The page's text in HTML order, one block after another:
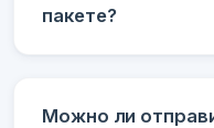
пакете?
Можно ли